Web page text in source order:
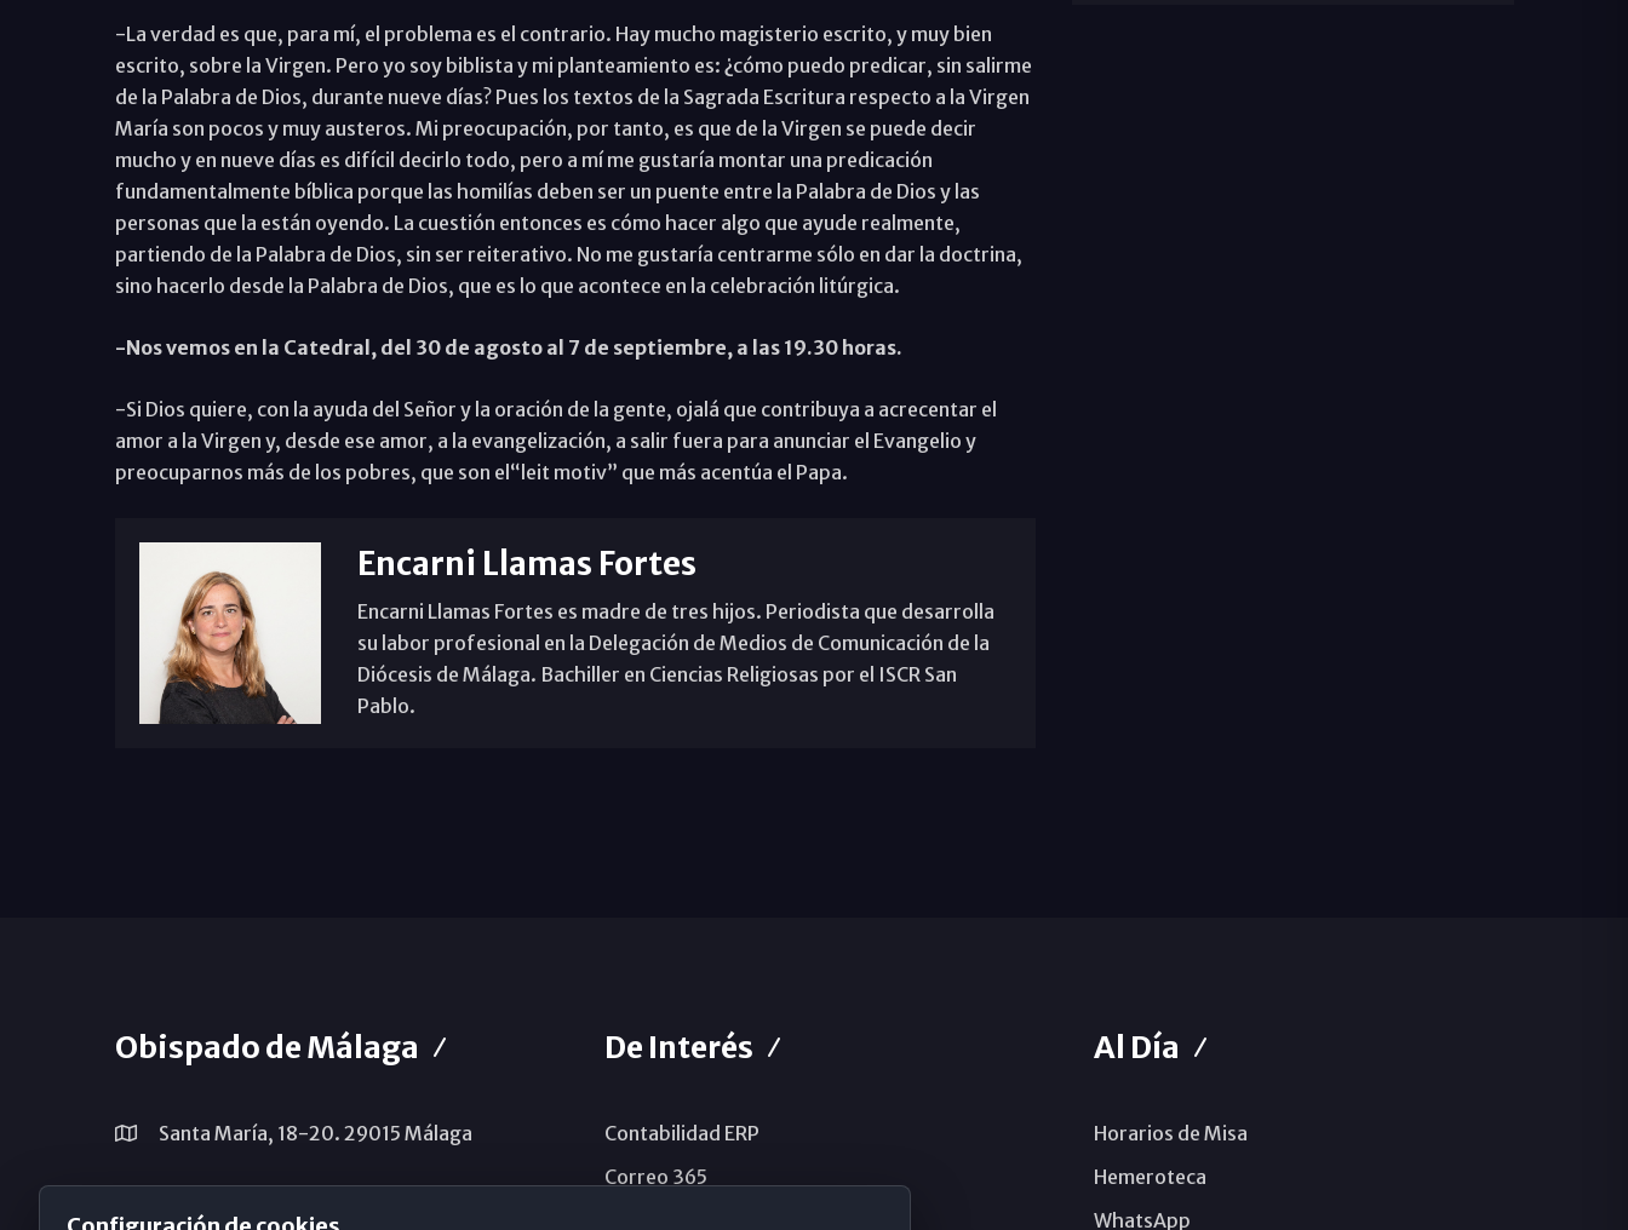
-La verdad es que, para mí, el problema es el contrario. Hay mucho magisterio escrito, y muy bien
escrito, sobre la Virgen. Pero yo soy biblista y mi planteamiento es: ¿cómo puedo predicar, sin salirme
de la Palabra de Dios, durante nueve días? Pues los textos de la Sagrada Escritura respecto a la Virgen
María son pocos y muy austeros. Mi preocupación, por tanto, es que de la Virgen se puede decir
mucho y en nueve días es difícil decirlo todo, pero a mí me gustaría montar una predicación
fundamentalmente bíblica porque las homilías deben ser un puente entre la Palabra de Dios y las
personas que la están oyendo. La cuestión entonces es cómo hacer algo que ayude realmente,
partiendo de la Palabra de Dios, sin ser reiterativo. No me gustaría centrarme sólo en dar la doctrina,
sino hacerlo desde la Palabra de Dios, que es lo que acontece en la celebración litúrgica.
-Nos vemos en la Catedral, del 30 de agosto al 7 de septiembre, a las 19.30 horas.
-Si Dios quiere, con la ayuda del Señor y la oración de la gente, ojalá que contribuya a acrecentar el
amor a la Virgen y, desde ese amor, a la evangelización, a salir fuera para anunciar el Evangelio y
preocuparnos más de los pobres, que son el“leit motiv” que más acentúa el Papa.
Encarni Llamas Fortes
Encarni Llamas Fortes es madre de tres hijos. Periodista que desarrolla
su labor profesional en la Delegación de Medios de Comunicación de la
Diócesis de Málaga. Bachiller en Ciencias Religiosas por el ISCR San
Pablo.
Obispado de Málaga
Santa María, 18-20. 29015 Málaga
(+34) 952 224 386
De Interés
Contabilidad ERP
Correo 365
Al Día
Horarios de Misa
Hemeroteca
WhatsApp